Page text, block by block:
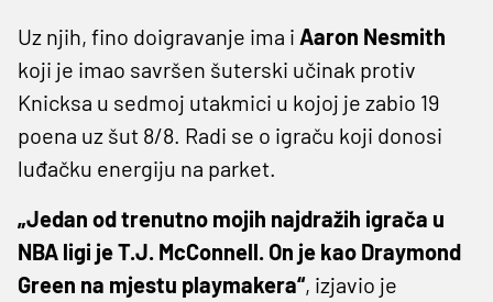
Uz njih, fino doigravanje ima i Aaron Nesmith
koji je imao savršen šuterski učinak protiv
Knicksa u sedmoj utakmici u kojoj je zabio 19
poena uz šut 8/8. Radi se o igraču koji donosi
luđačku energiju na parket.
„Jedan od trenutno mojih najdražih igrača u
NBA ligi je T.J. McConnell. On je kao Draymond
Green na mjestu playmakera“, izjavio je